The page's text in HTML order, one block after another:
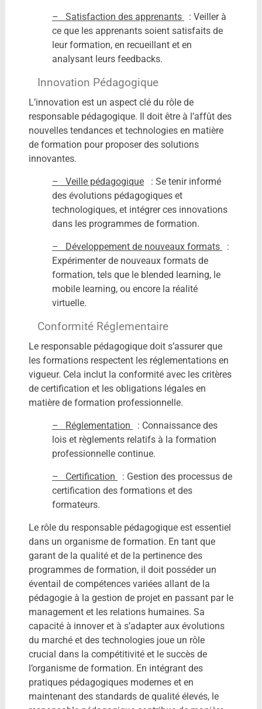
– Satisfaction des apprenants
: Veiller à
ce que les apprenants soient satisfaits de
leur formation, en recueillant et en
analysant leurs feedbacks.
Innovation Pédagogique
L’innovation est un aspect clé du rôle de
responsable pédagogique. Il doit être à l’affût des
nouvelles tendances et technologies en matière
de formation pour proposer des solutions
innovantes.
– Veille pédagogique: Se tenir informé
des évolutions pédagogiques et
technologiques, et intégrer ces innovations
dans les programmes de formation.
– Développement de nouveaux formats
:
Expérimenter de nouveaux formats de
formation, tels que le blended learning, le
mobile learning, ou encore la réalité
virtuelle.
Conformité Réglementaire
Le responsable pédagogique doit s’assurer que
les formations respectent les réglementations en
vigueur. Cela inclut la conformité avec les critères
de certification et les obligations légales en
matière de formation professionnelle.
– Réglementation
: Connaissance des
lois et règlements relatifs à la formation
professionnelle continue.
– Certification
: Gestion des processus de
certification des formations et des
formateurs.
Le rôle du responsable pédagogique est essentiel
dans un organisme de formation. En tant que
garant de la qualité et de la pertinence des
programmes de formation, il doit posséder un
éventail de compétences variées allant de la
pédagogie à la gestion de projet en passant par le
management et les relations humaines. Sa
capacité à innover et à s’adapter aux évolutions
du marché et des technologies joue un rôle
crucial dans la compétitivité et le succès de
l’organisme de formation. En intégrant des
pratiques pédagogiques modernes et en
maintenant des standards de qualité élevés, le